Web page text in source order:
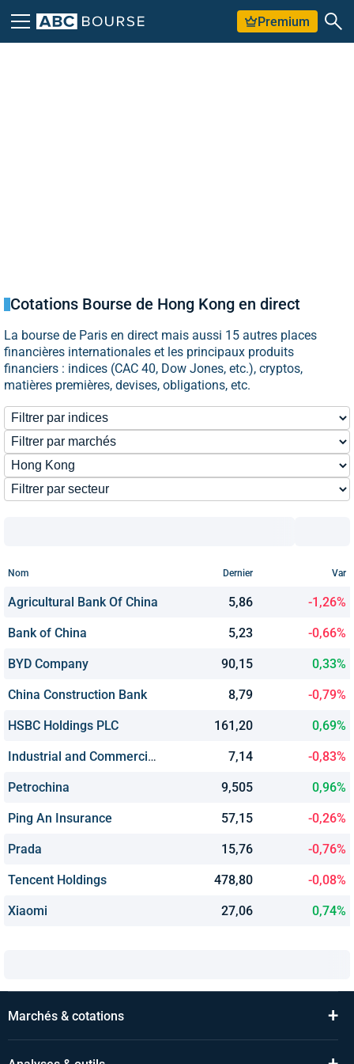
Premium
Cotations Bourse de Hong Kong en direct
La bourse de Paris en direct mais aussi 15 autres places
financières internationales et les principaux produits
financiers : indices (CAC 40, Dow Jones, etc.), cryptos,
matières premières, devises, obligations, etc.
Nom Dernier Var
Agricultural Bank Of China 5,86 -1,26%
Bank of China 5,23 -0,66%
BYD Company 90,15 0,33%
China Construction Bank 8,79 -0,79%
HSBC Holdings PLC 161,20 0,69%
Industrial and Commercial Bank of China 7,14 -0,83%
Petrochina 9,505 0,96%
Ping An Insurance 57,15 -0,26%
Prada 15,76 -0,76%
Tencent Holdings 478,80 -0,08%
Xiaomi 27,06 0,74%
Marchés & cotations +